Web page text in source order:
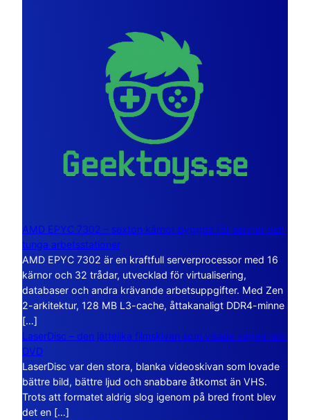
AMD EPYC 7302 – sexton kärnor byggda för servrar och
tunga arbetsstationer
AMD EPYC 7302 är en kraftfull serverprocessor med 16
kärnor och 32 trådar, utvecklad för virtualisering,
databaser och andra krävande arbetsuppgifter. Med Zen
2-arkitektur, 128 MB L3-cache, åttakanaligt DDR4-minne
[…]
LaserDisc – den jättelika filmskivan som visade vägen mot
DVD
LaserDisc var den stora, blanka videoskivan som lovade
bättre bild, bättre ljud och snabbare åtkomst än VHS.
Trots att formatet aldrig slog igenom på bred front blev
det en […]